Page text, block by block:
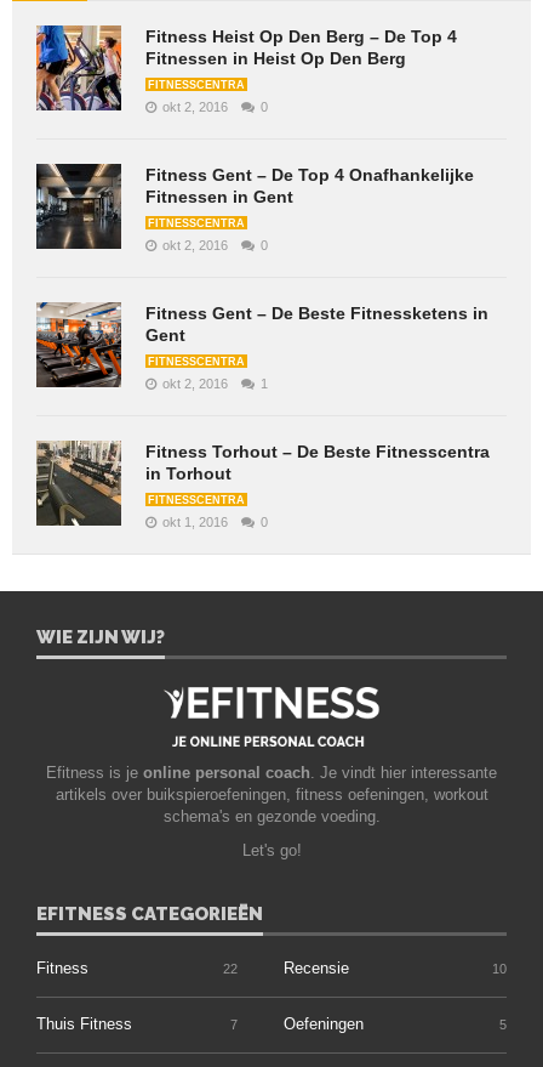
Fitness Heist Op Den Berg – De Top 4
Fitnessen in Heist Op Den Berg
FITNESSCENTRA
okt 2, 2016 0
Fitness Gent – De Top 4 Onafhankelijke
Fitnessen in Gent
FITNESSCENTRA
okt 2, 2016 0
Fitness Gent – De Beste Fitnessketens in
Gent
FITNESSCENTRA
okt 2, 2016 1
Fitness Torhout – De Beste Fitnesscentra
in Torhout
FITNESSCENTRA
okt 1, 2016 0
WIE ZIJN WIJ?
Efitness is je online personal coach. Je vindt hier interessante
artikels over buikspieroefeningen, fitness oefeningen, workout
schema's en gezonde voeding.
Let's go!
EFITNESS CATEGORIEËN
Fitness 22 Recensie 10
Thuis Fitness 7 Oefeningen 5